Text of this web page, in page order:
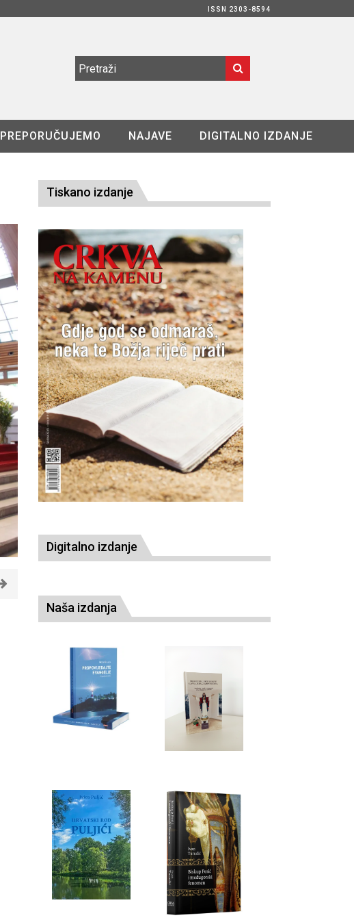
ISSN 2303-8594
PREPORUČUJEMO NAJAVE DIGITALNO IZDANJE
Tiskano izdanje
Digitalno izdanje
Naša izdanja